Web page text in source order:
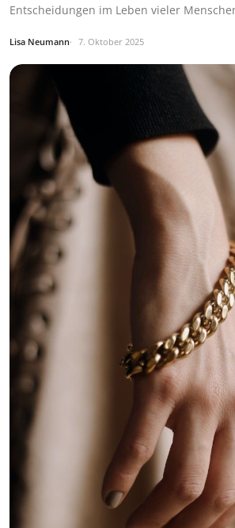
Entscheidungen im Leben vieler
Lisa Neumann 7. Oktober 2025